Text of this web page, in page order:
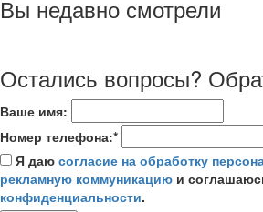
Вы недавно смотрели
Остались вопросы?
Ваше имя:
Номер телефона:*
Я даю согласие на обработку
рекламную коммуникацию и
конфиденциальности.